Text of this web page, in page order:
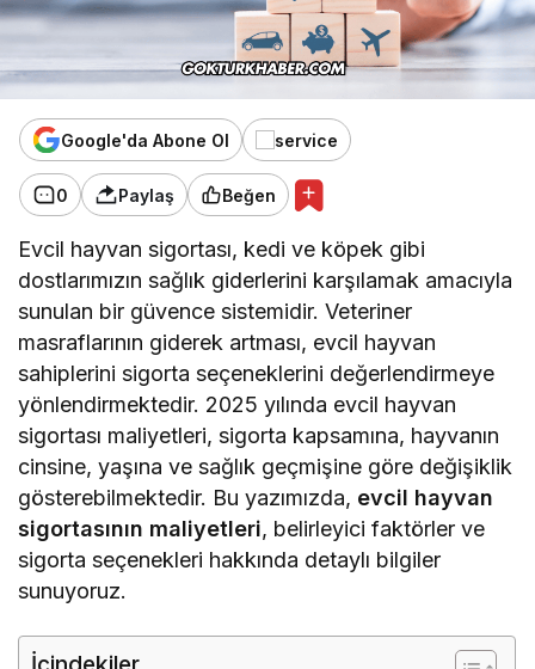
Google'da Abone Ol
0 Paylaş Beğen
Evcil hayvan sigortası, kedi ve köpek gibi
dostlarımızın sağlık giderlerini karşılamak amacıyla
sunulan bir güvence sistemidir. Veteriner
masraflarının giderek artması, evcil hayvan
sahiplerini sigorta seçeneklerini değerlendirmeye
yönlendirmektedir. 2025 yılında evcil hayvan
sigortası maliyetleri, sigorta kapsamına, hayvanın
cinsine, yaşına ve sağlık geçmişine göre değişiklik
gösterebilmektedir. Bu yazımızda, evcil hayvan
sigortasının maliyetleri, belirleyici faktörler ve
sigorta seçenekleri hakkında detaylı bilgiler
sunuyoruz.